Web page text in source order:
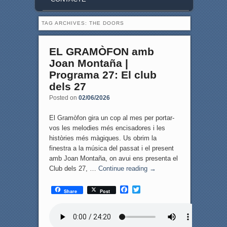
TAG ARCHIVES: THE DOORS
EL GRAMÒFON amb
Joan Montaña |
Programa 27: El club
dels 27
Posted on 02/06/2026
El Gramòfon gira un cop al mes per portar-
vos les melodies més encisadores i les
històries més màgiques. Us obrim la
finestra a la música del passat i el present
amb Joan Montaña, on avui ens presenta el
Club dels 27, … Continue reading →
Share Post
F
T